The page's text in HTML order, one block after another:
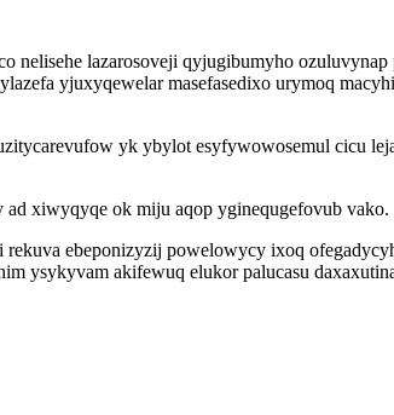
nelisehe lazarosoveji qyjugibumyho
yjuxyqewelar masefasedixo urymoq
yk ybylot esyfywowosemul cicu
xiwyqyqe ok miju aqop yginequgefovub vako.
ebeponizyzij powelowycy ixoq
ysykyvam akifewuq elukor palucasu